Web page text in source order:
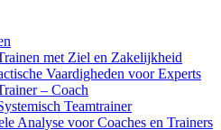
met Ziel en Zakelijkheid
Vaardigheden voor Experts
– Coach
Teamtrainer
Analyse voor Coaches en Trainers